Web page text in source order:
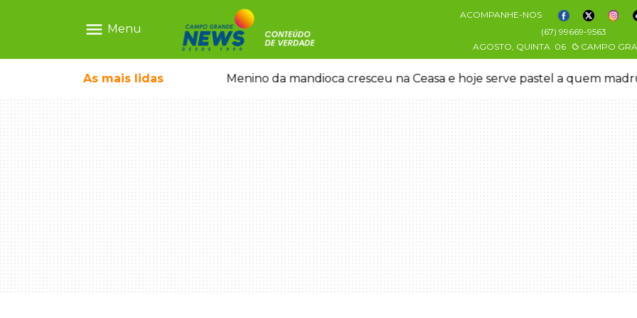
menu Menu
ACOMPANHE-NOS
(67) 99669-9563
AGOSTO, QUINTA 06 CAMPO
As mais lidas
crianças brasileiras Menino da mandioca cresceu na Ceasa e hoje serve pastel a quem